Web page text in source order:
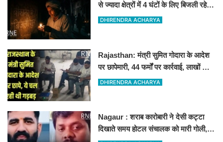
से ज्यादा क्षेत्रों में 4 घंटों के लिए बिजली रहेगी
गुल
DHIRENDRA ACHARYA
Rajasthan: मंत्री सुमित गोदारा के आदेश
पर छापेमारी, 44 फर्मों पर कार्रवाई, लाखों का
जुर्माना
DHIRENDRA ACHARYA
Nagaur : शराब कारोबारी ने देसी कट्टा
दिखाते समय होटल संचालक को मारी गोली,